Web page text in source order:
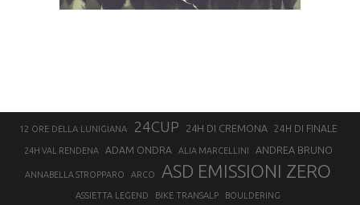
12 ORE DELLA LUNIGIANA 24CUP 24H DI CREMONA 24H DI FINALE
24H VAL RENDENA ADAM ONDRA ALIA MARCELLINI ANDREA BRUNO
ANNABELLA STROPPARO ARCO ASD EMISSIONI ZERO
ASSIETTA LEGEND BIKE TRANSALP BOULDERING